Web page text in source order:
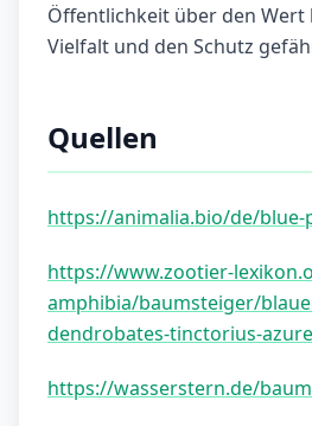
Öffentlichkeit über den Wert
Vielfalt und den Schutz
Quellen
https://animalia.bio/de/
https://www.zootier-
amphibia/baumsteiger/
dendrobates-tinctorius-
https://wasserstern.de/